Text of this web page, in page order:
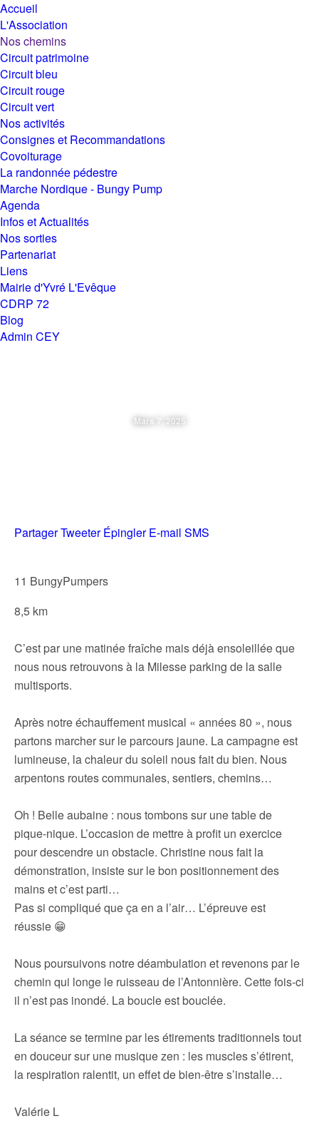
Accueil
L'Association
Nos chemins
Circuit patrimoine
Circuit bleu
Circuit rouge
Circuit vert
Nos activités
Consignes et Recommandations
Covoiturage
La randonnée pédestre
Marche Nordique - Bungy Pump
Agenda
Infos et Actualités
Nos sorties
Partenariat
Liens
Mairie d'Yvré L'Evêque
CDRP 72
Blog
Admin CEY
Mars 7, 2025
PartagerTweeter Épingler E-mail SMS
11 BungyPumpers
8,5 km
C’est par une matinée fraîche mais déjà ensoleillée que
nous nous retrouvons à la Milesse parking de la salle
multisports.
Après notre échauffement musical « années 80 », nous
partons marcher sur le parcours jaune. La campagne est
lumineuse, la chaleur du soleil nous fait du bien. Nous
arpentons routes communales, sentiers, chemins…
Oh ! Belle aubaine : nous tombons sur une table de
pique-nique. L’occasion de mettre à profit un exercice
pour descendre un obstacle. Christine nous fait la
démonstration, insiste sur le bon positionnement des
mains et c’est parti…
Pas si compliqué que ça en a l’air… L’épreuve est
réussie 😁
Nous poursuivons notre déambulation et revenons par le
chemin qui longe le ruisseau de l’Antonnière. Cette fois-ci
il n’est pas inondé. La boucle est bouclée.
La séance se termine par les étirements traditionnels tout
en douceur sur une musique zen : les muscles s’étirent,
la respiration ralentit, un effet de bien-être s’installe…
Valérie L